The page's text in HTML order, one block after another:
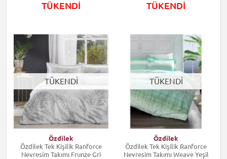
TÜKENDİ TÜKENDİ
TÜKENDİ
Özdilek
Özdilek Tek Kişilik Ranforce
Nevresim Takımı Frunze Gri
TÜKENDİ
Özdilek
Özdilek Tek Kişilik Ranforce
Nevresim Takımı Weave Yeşil